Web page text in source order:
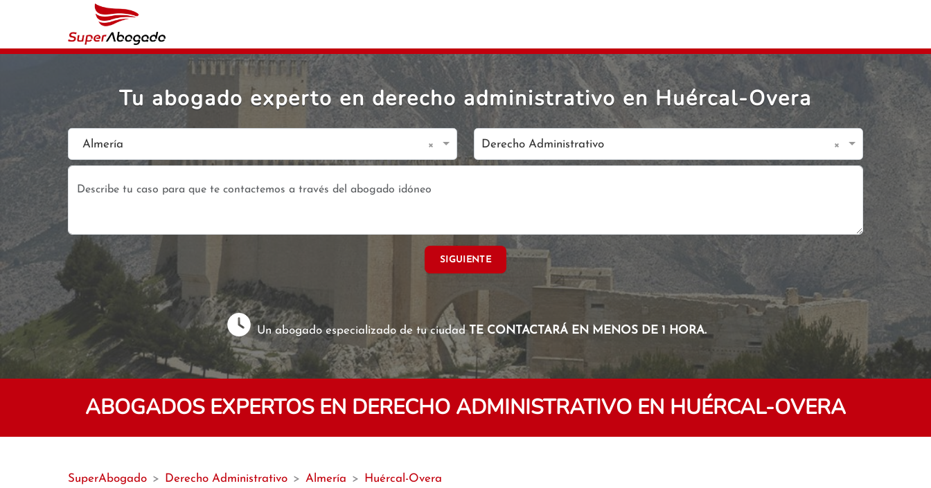
Tu abogado experto en derecho administrativo en Huércal-Overa
Almería × Derecho Administrativo ×
SIGUIENTE
Un abogado especializado de tu ciudadTE CONTACTARÁ EN MENOS DE 1 HORA.
ABOGADOS EXPERTOS EN DERECHO ADMINISTRATIVO EN HUÉRCAL-OVERA
SuperAbogado > Derecho Administrativo > Almería > Huércal-Overa